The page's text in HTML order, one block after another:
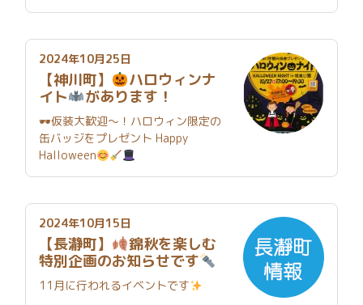
2024年10月25日
【神川町】
ハロウィンナ
イト
があります！
🕶仮装大歓迎～！ハロウィン限定の
缶バッジをプレゼント Happy
Halloween
2024年10月15日
【長瀞町】
錦秋を楽しむ
特別企画のお知らせです
11月に行われるイベントです